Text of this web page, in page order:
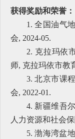
获得奖励和荣誉：
1. 全国油气
会, 2024-05.
2. 克拉玛依
师, 克拉玛依市教
3. 北京市课
会, 2022-01.
4. 新疆维吾
人力资源和社会
5. 渤海湾盆